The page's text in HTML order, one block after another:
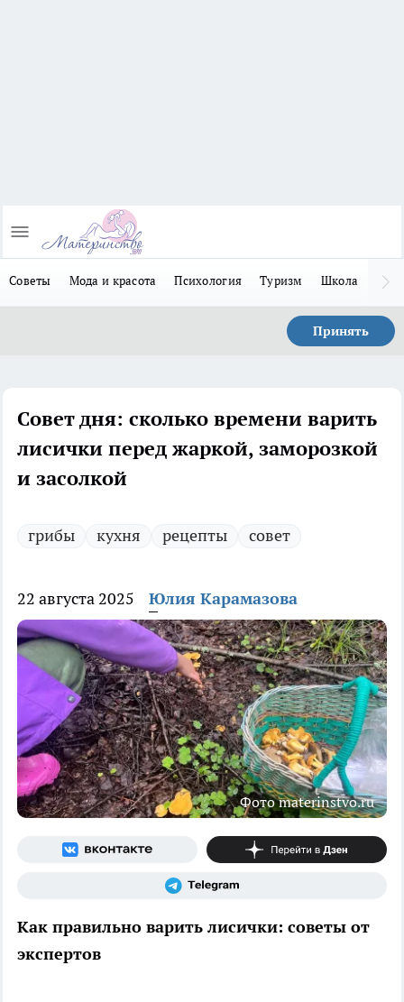
Советы Мода и красота Психология Туризм Школа
Принять
Совет дня: сколько времени варить
лисички перед жаркой, заморозкой
и засолкой
грибы кухня рецепты совет
22 августа 2025 Юлия Карамазова
Фото materinstvo.ru
Как правильно варить лисички: советы от
экспертов